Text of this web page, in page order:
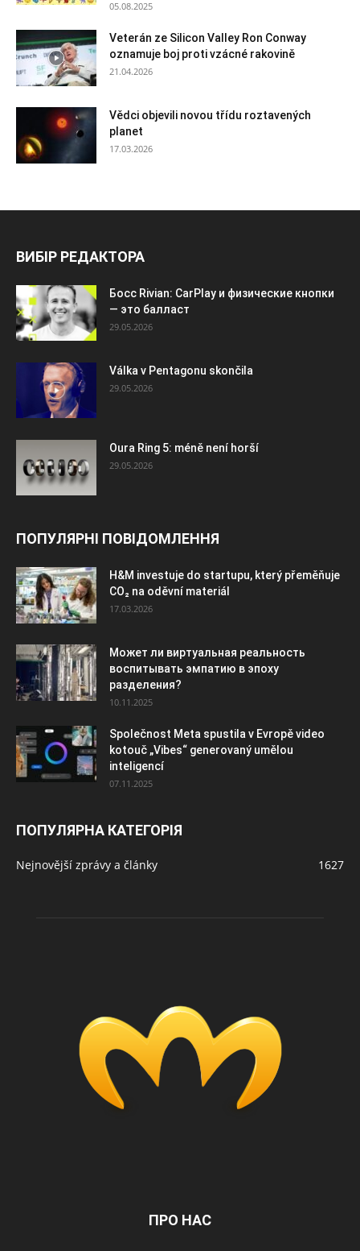
05.08.2025
Veterán ze Silicon Valley Ron Conway
oznamuje boj proti vzácné rakovině
21.04.2026
Vědci objevili novou třídu roztavených
planet
17.03.2026
ВИБІР РЕДАКТОРА
Босс Rivian: CarPlay и физические кнопки
— это балласт
29.05.2026
Válka v Pentagonu skončila
29.05.2026
Oura Ring 5: méně není horší
29.05.2026
ПОПУЛЯРНІ ПОВІДОМЛЕННЯ
H&M investuje do startupu, který přeměňuje
CO₂ na oděvní materiál
17.03.2026
Может ли виртуальная реальность
воспитывать эмпатию в эпоху
разделения?
10.11.2025
Společnost Meta spustila v Evropě video
kotouč „Vibes“ generovaný umělou
inteligencí
07.11.2025
ПОПУЛЯРНА КАТЕГОРІЯ
Nejnovější zprávy a články 1627
ПРО НАС